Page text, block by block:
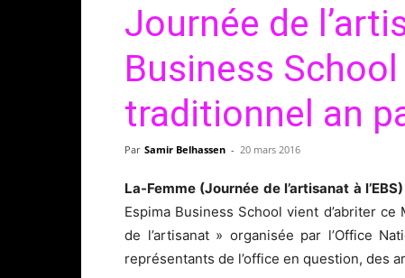
Journée de
Business
traditionnel an
Par Samir Belhassen - 20 mars 2016
La-Femme (Journée de l’artisanat à l’EBS)
Espima Business School vient d’abriter
de l’artisanat » organisée par l’Office
représentants de l’office en question, des